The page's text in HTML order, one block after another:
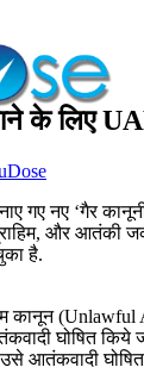
लिए
गए नए ‘गैर
और आतंकी
है.
कानून
घोषित
आतंकवादी घोषित